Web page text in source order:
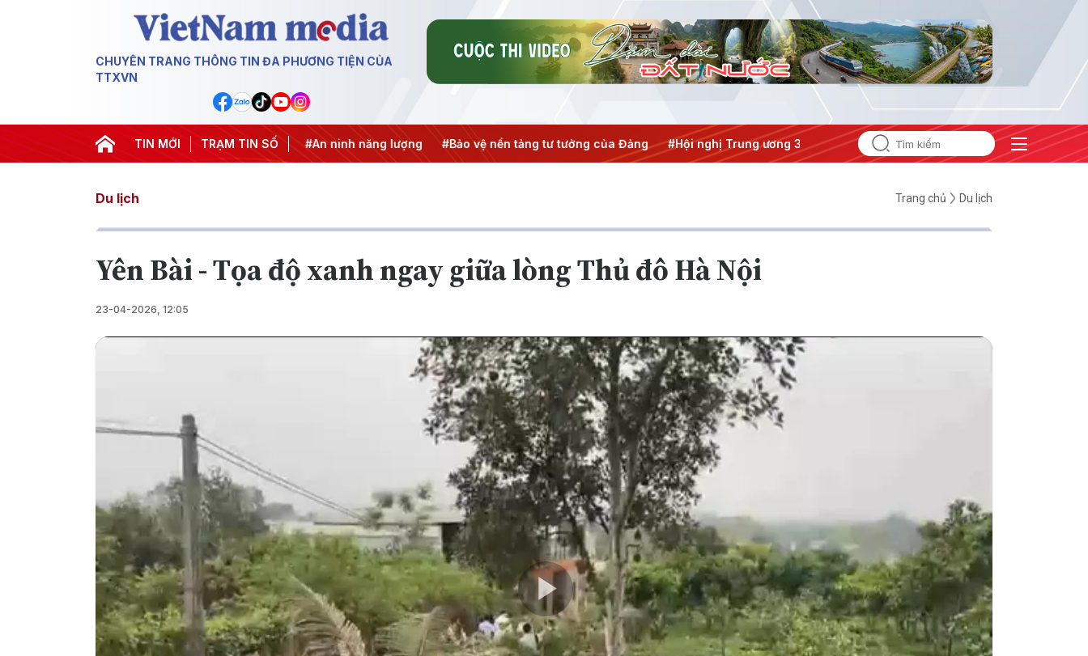
CHUYÊN TRANG THÔNG TIN ĐA PHƯƠNG TIỆN CỦA
TTXVN
TIN MỚI TRẠM TIN SỐ
#Căng thẳng Trung Đông #An ninh năng lượng #Bảo vệ nền tảng tư tưởng của Đảng #Hội nghị Trung ương 3 #Đưa Nghị quyết thành hành động
Du lịch Trang chủ Du lịch
Yên Bài - Tọa độ xanh ngay giữa lòng Thủ đô Hà Nội
23-04-2026, 12:05
Play